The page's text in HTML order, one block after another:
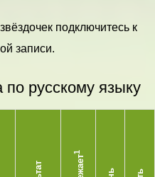
подключитесь к
записи.
по русскому языку
1